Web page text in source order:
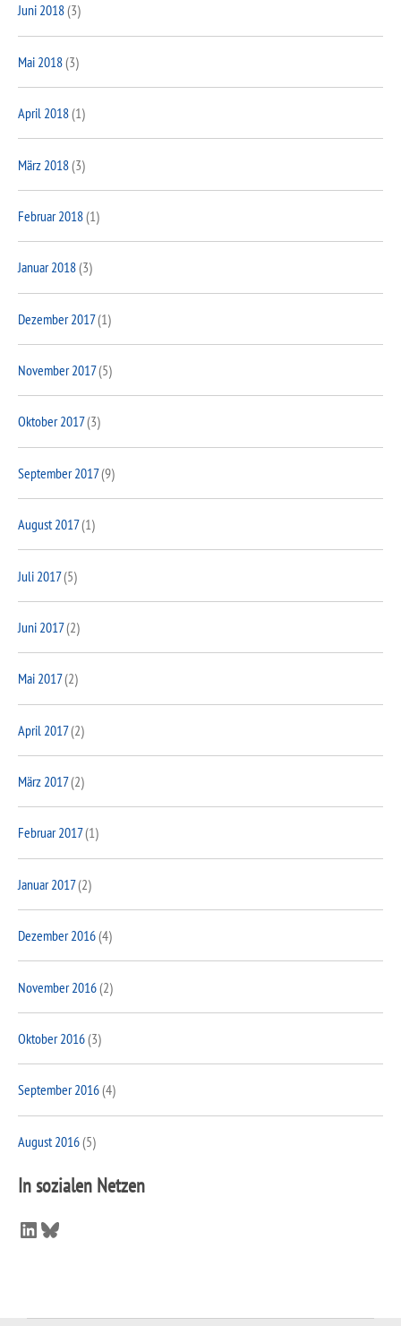
Juni 2018(3)
Mai 2018(3)
April 2018(1)
März 2018(3)
Februar 2018(1)
Januar 2018(3)
Dezember 2017(1)
November 2017(5)
Oktober 2017(3)
September 2017(9)
August 2017(1)
Juli 2017(5)
Juni 2017(2)
Mai 2017(2)
April 2017(2)
März 2017(2)
Februar 2017(1)
Januar 2017(2)
Dezember 2016(4)
November 2016(2)
Oktober 2016(3)
September 2016(4)
August 2016(5)
In sozialen Netzen
LinkedIn
Bluesky